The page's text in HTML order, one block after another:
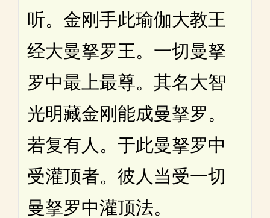
听。金刚手此瑜伽大教王
经大曼拏罗王。一切曼拏
罗中最上最尊。其名大智
光明藏金刚能成曼拏罗。
若复有人。于此曼拏罗中
受灌顶者。彼人当受一切
曼拏罗中灌顶法。